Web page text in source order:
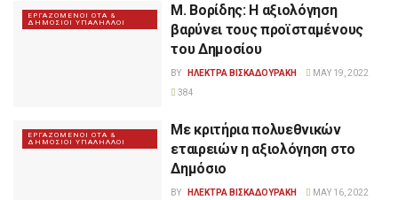
ΕΡΓΑΖΟΜΕΝΟΙ ΟΤΑ &
ΔΗΜΟΣΙΟΙ ΥΠΑΛΗΛΛΟΙ
Μ. Βορίδης: Η αξιολόγηση
βαρύνει τους προϊσταμένους
του Δημοσίου
BY ΗΛΕΚΤΡΑ ΒΙΣΚΑΔΟΥΡΑΚΗ
MAY 19, 2022
384
ΕΡΓΑΖΟΜΕΝΟΙ ΟΤΑ &
ΔΗΜΟΣΙΟΙ ΥΠΑΛΗΛΛΟΙ
Με κριτήρια πολυεθνικών
εταιρειών η αξιολόγηση στο
Δημόσιο
BY ΗΛΕΚΤΡΑ ΒΙΣΚΑΔΟΥΡΑΚΗ
MAY 16, 2022